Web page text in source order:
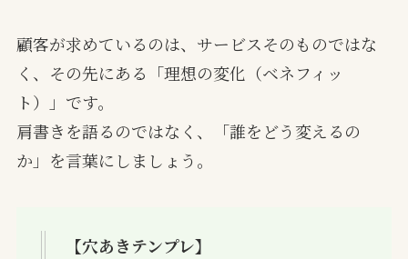
顧客が求めているのは、サービスそのものではな
く、その先にある「理想の変化（ベネフィッ
ト）」です。
肩書きを語るのではなく、「誰をどう変えるの
か」を言葉にしましょう。
【穴あきテンプレ】